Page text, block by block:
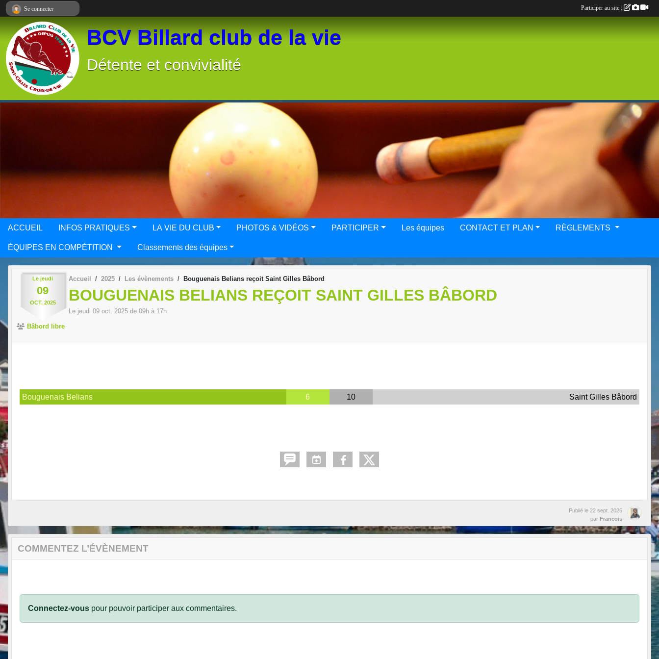
BCV Billard club de la vie
Détente et convivialité
ACCUEIL INFOS PRATIQUES LA VIE DU CLUB PHOTOS & VIDÉOS PARTICIPER Les équipes CONTACT ET PLAN RÈGLEMENTS
ÉQUIPES EN COMPÉTITION Classements des équipes
Le jeudi
09
OCT. 2025
Accueil 2025 Les évènements Bouguenais Belians reçoit Saint Gilles Bâbord
BOUGUENAIS BELIANS REÇOIT SAINT GILLES BÂBORD
Le jeudi 09 oct. 2025 de 09h à 17h
Bâbord libre
Bouguenais Belians 6 10 Saint Gilles Bâbord
Publié le 22 sept. 2025
par Francois
COMMENTEZ L’ÉVÈNEMENT
Connectez-vous pour pouvoir participer aux commentaires.
Se connecter Participer au site :
Panneau de gestion des cookies